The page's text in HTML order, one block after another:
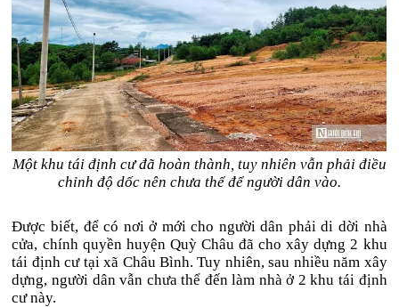
Một khu tái định cư đã hoàn thành, tuy nhiên vẫn phải điều
chỉnh độ dốc nên chưa thể để người dân vào.
Được biết, để có nơi ở mới cho người dân phải di dời nhà
cửa, chính quyền huyện Quỳ Châu đã cho xây dựng 2 khu
tái định cư tại xã Châu Bình. Tuy nhiên, sau nhiều năm xây
dựng, người dân vẫn chưa thể đến làm nhà ở 2 khu tái định
cư này.